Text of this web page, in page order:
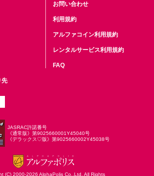
先
お問い合わせ
利用規約
アルファコイン利用規約
レンタルサービス利用規約
FAQ
JASRAC許諾番号
《通常版》第9025660001Y45040号
《デラックス♡版》第9025660002Y45038号
(C) 2000-2026 AlphaPolis Co.,Ltd. All Rights